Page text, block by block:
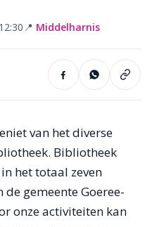
📍 Middelharnis
van het diverse
Bibliotheek
het totaal zeven
gemeente Goeree-
onze activiteiten kan